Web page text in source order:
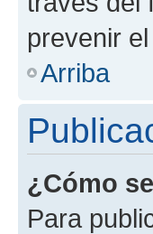
prevenir
Arriba
¿Cómo
Para